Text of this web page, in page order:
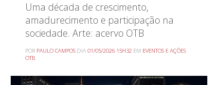
Uma década de crescimento,
amadurecimento e participação na
sociedade. Arte: acervo OTB
POR PAULO CAMPOS DIA01/05/2026 15H32 EM EVENTOS E AÇÕES
OTB